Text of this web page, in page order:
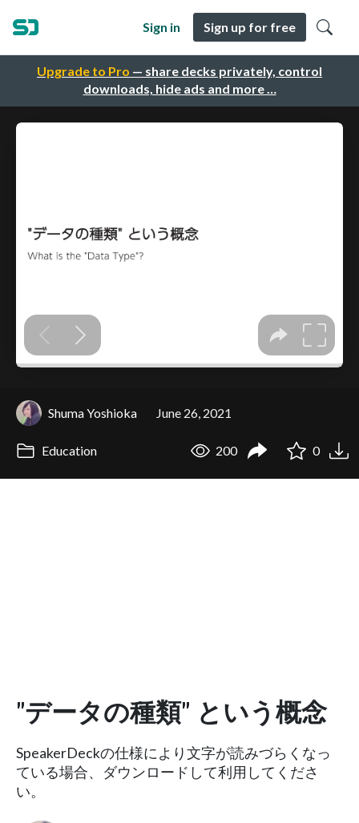
Upgrade to Pro — share decks privately, control
downloads, hide ads and more …
Sign in Sign up for free
Shuma Yoshioka June 26, 2021
Education 200 0
"データの種類" という概念
SpeakerDeckの仕様により文字が読みづらくなっ
ている場合、ダウンロードして利用してくださ
い。